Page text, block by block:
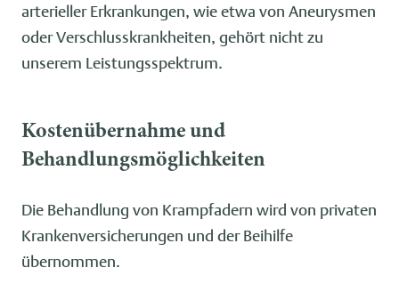
arterieller Erkrankungen, wie etwa von Aneurysmen
oder Verschlusskrankheiten, gehört nicht zu
unserem Leistungsspektrum.
Kostenübernahme und
Behandlungsmöglichkeiten
Die Behandlung von Krampfadern wird von privaten
Krankenversicherungen und der Beihilfe
übernommen.